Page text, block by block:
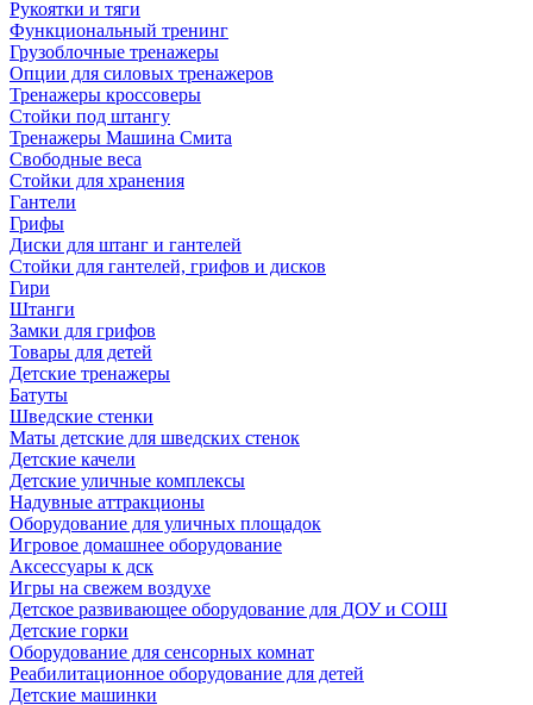
Рукоятки и тяги
Функциональный тренинг
Грузоблочные тренажеры
Опции для силовых тренажеров
Тренажеры кроссоверы
Стойки под штангу
Тренажеры Машина Смита
Свободные веса
Стойки для хранения
Гантели
Грифы
Диски для штанг и гантелей
Стойки для гантелей, грифов и дисков
Гири
Штанги
Замки для грифов
Товары для детей
Детские тренажеры
Батуты
Шведские стенки
Маты детские для шведских стенок
Детские качели
Детские уличные комплексы
Надувные аттракционы
Оборудование для уличных площадок
Игровое домашнее оборудование
Аксессуары к дск
Игры на свежем воздухе
Детское развивающее оборудование для ДОУ и СОШ
Детские горки
Оборудование для сенсорных комнат
Реабилитационное оборудование для детей
Детские машинки